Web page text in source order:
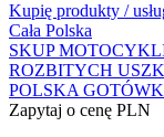
Kupię produkty /
Cała Polska
SKUP
ROZBITYCH
POLSKA
Zapytaj o cenę PLN